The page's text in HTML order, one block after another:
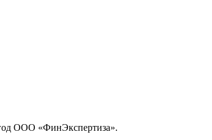
ООО «ФинЭкспертиза».